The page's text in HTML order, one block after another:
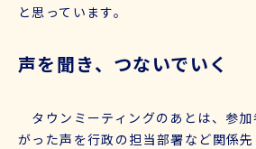
と思っています。
声を聞き、つないでいく
タウンミーティングのあとは、参
がった声を行政の担当部署など関係